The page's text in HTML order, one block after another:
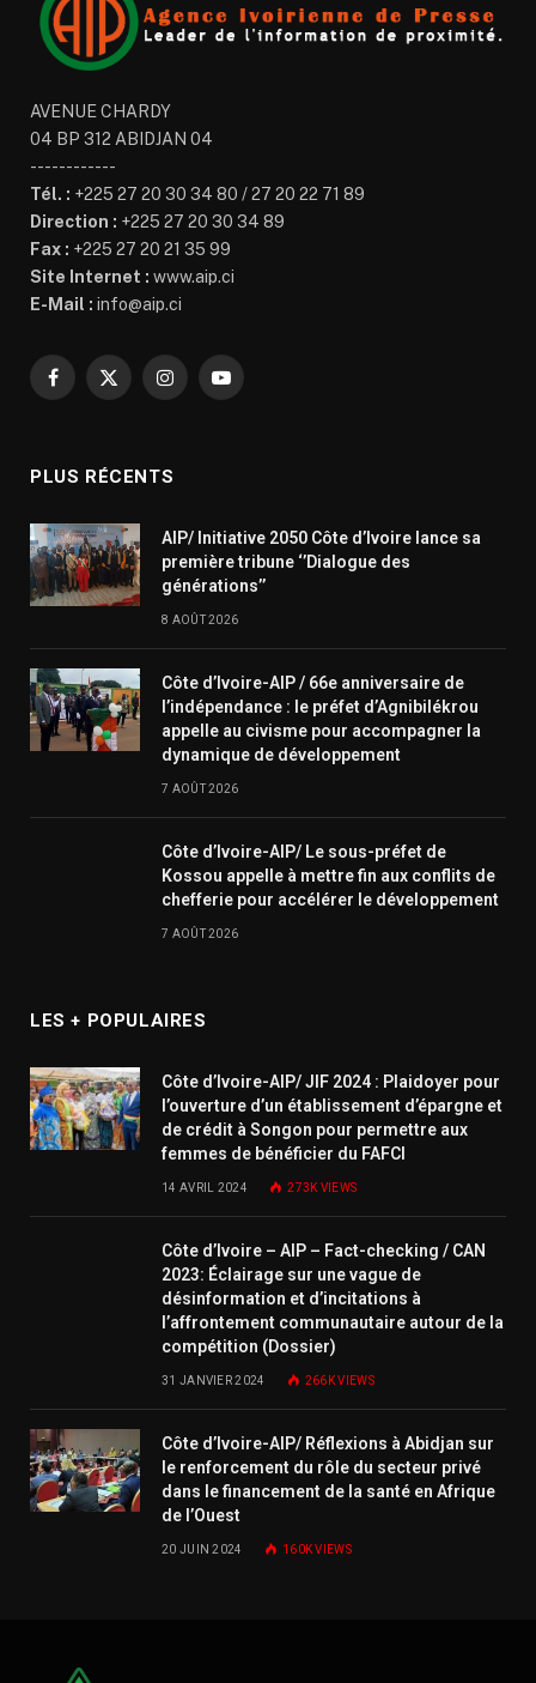
AVENUE CHARDY
04 BP 312 ABIDJAN 04
------------
Tél. : +225 27 20 30 34 80 / 27 20 22 71 89
Direction : +225 27 20 30 34 89
Fax : +225 27 20 21 35 99
Site Internet : www.aip.ci
E-Mail : info@aip.ci
Facebook
X
InstagramYouTube
PLUS RÉCENTS
AIP/ Initiative 2050 Côte d’Ivoire lance sa
première tribune ‘’Dialogue des
générations’’
8 AOÛT 2026
Côte d’Ivoire-AIP / 66e anniversaire de
l’indépendance : le préfet d’Agnibilékrou
appelle au civisme pour accompagner la
dynamique de développement
7 AOÛT 2026
Côte d’Ivoire-AIP/ Le sous-préfet de
Kossou appelle à mettre fin aux conflits de
chefferie pour accélérer le développement
7 AOÛT 2026
LES + POPULAIRES
Côte d’Ivoire-AIP/ JIF 2024 : Plaidoyer pour
l’ouverture d’un établissement d’épargne et
de crédit à Songon pour permettre aux
femmes de bénéficier du FAFCI
14 AVRIL 2024 273K VIEWS
Côte d’Ivoire – AIP – Fact-checking / CAN
2023: Éclairage sur une vague de
désinformation et d’incitations à
l’affrontement communautaire autour de la
compétition (Dossier)
31 JANVIER 2024 266KVIEWS
Côte d’Ivoire-AIP/ Réflexions à Abidjan sur
le renforcement du rôle du secteur privé
dans le financement de la santé en Afrique
de l’Ouest
20 JUIN 2024 160KVIEWS